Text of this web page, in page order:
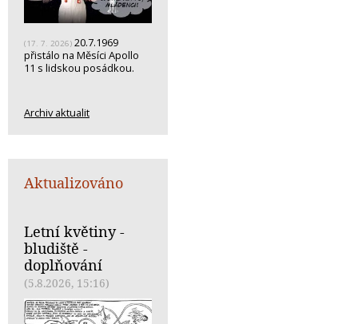
(17. 7. 2026) 20.7.1969
přistálo na Měsíci Apollo
11 s lidskou posádkou.
Archiv aktualit
Aktualizováno
Letní květiny -
bludiště -
doplňování
(5.8.2026, 15:16)